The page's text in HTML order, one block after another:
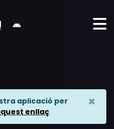
aplicació per
enllaç
×